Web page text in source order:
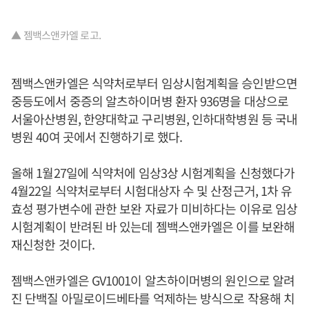
▲ 젬백스앤카엘 로고.
젬백스앤카엘은 식약처로부터 임상시험계획을 승인받으면
중등도에서 중증의 알츠하이머병 환자 936명을 대상으로
서울아산병원, 한양대학교 구리병원, 인하대학병원 등 국내
병원 40여 곳에서 진행하기로 했다.
올해 1월27일에 식약처에 임상3상 시험계획을 신청했다가
4월22일 식약처로부터 시험대상자 수 및 산정근거, 1차 유
효성 평가변수에 관한 보완 자료가 미비하다는 이유로 임상
시험계획이 반려된 바 있는데 젬백스앤카엘은 이를 보완해
재신청한 것이다.
젬백스앤카엘은 GV1001이 알츠하이머병의 원인으로 알려
진 단백질 아밀로이드베타를 억제하는 방식으로 작용해 치